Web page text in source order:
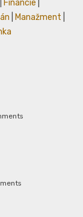
Financie
Manažment